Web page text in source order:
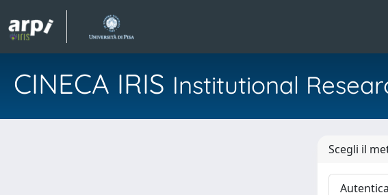
CINECA IRIS Institutional
Scegli il